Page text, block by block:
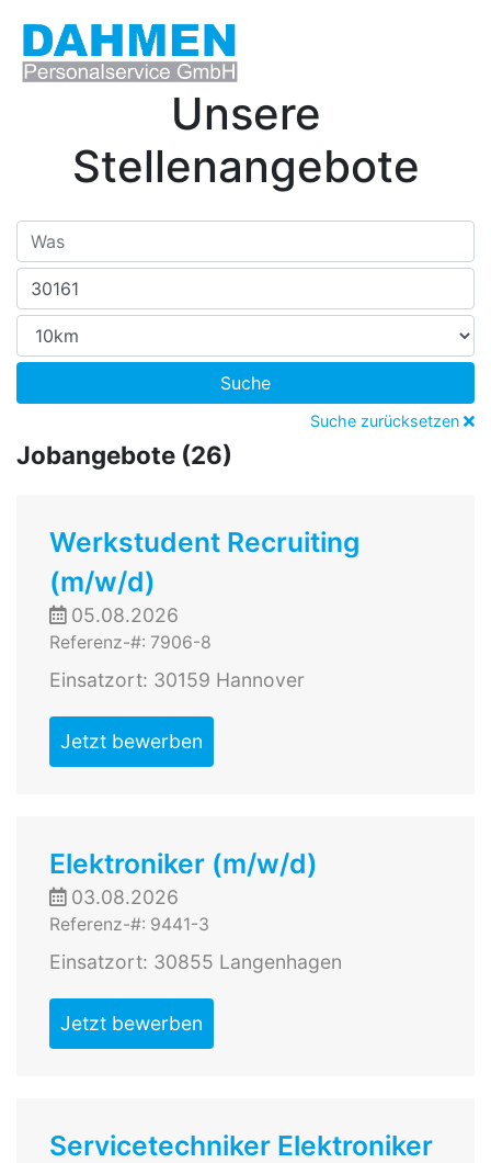
Unsere
Stellenangebote
Suche
Suche zurücksetzen
Jobangebote (26)
Werkstudent Recruiting
(m/w/d)
05.08.2026
Referenz-#: 7906-8
Einsatzort: 30159 Hannover
Jetzt bewerben
Elektroniker (m/w/d)
03.08.2026
Referenz-#: 9441-3
Einsatzort: 30855 Langenhagen
Jetzt bewerben
Servicetechniker Elektroniker